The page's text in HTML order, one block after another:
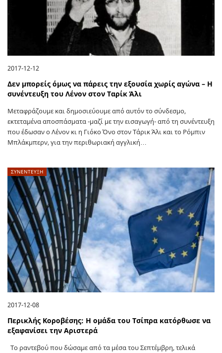
2017-12-12
Δεν μπορείς όμως να πάρεις την εξουσία χωρίς αγώνα – Η
συνέντευξη του Λένον στον Ταρίκ Άλι
Μεταφράζουμε και δημοσιεύουμε από αυτόν το σύνδεσμο,
εκτεταμένα αποσπάσματα -μαζί με την εισαγωγή- από τη συνέντευξη
που έδωσαν ο Λένον κι η Γιόκο Όνο στον Τάρικ Άλι και το Ρόμπιν
Μπλάκμπερν, για την περιθωριακή αγγλική…
ΣΥΝΕΝΤΕΥΞΗ
2017-12-08
Περικλής Κοροβέσης: Η ομάδα του Τσίπρα κατόρθωσε να
εξαφανίσει την Aριστερά
Το ραντεβού που δώσαμε από τα μέσα του Σεπτέμβρη, τελικά